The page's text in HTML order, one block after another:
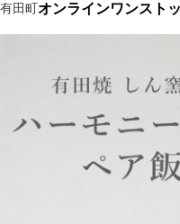
田町 オンラインワンスト